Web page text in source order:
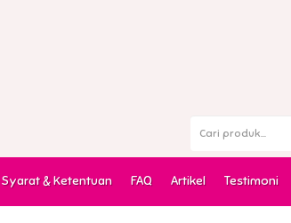
Syarat & Ketentuan FAQ Artikel Testimoni